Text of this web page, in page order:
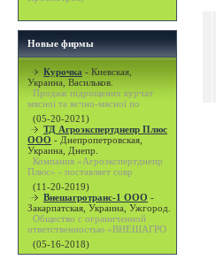
Новые фирмы
Курочка - Киевская,
Украина, Васильков.
Продаж підрощених курчат
мясної та яєчно-мясної по
(05-20-2021)
ТД Агроэкспертднепр Плюс
ООО - Днепропетровская,
Украина, Днепр.
Компания «Агроэкспертднепр
Плюс» - поставляет совр
(11-20-2019)
Внешагротранс-1 ООО -
Закарпатская, Украина, Ужгород.
Общество с ограниченной
ответственностью «ВНЕШАГРО
(05-16-2018)